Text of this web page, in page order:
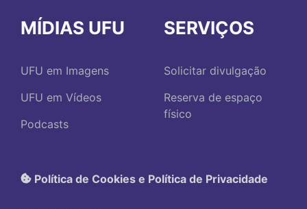
MÍDIAS UFU
UFU em Imagens
UFU em Vídeos
Podcasts
SERVIÇOS
Solicitar divulgação
Reserva de espaço
físico
Política de Cookies e Política de Privacidade